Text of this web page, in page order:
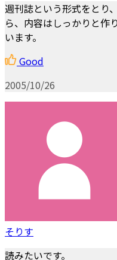
週刊誌という形式をとり
ら、内容はしっかりと作
います。
Good
2005/10/26
そりす
読みたいです。